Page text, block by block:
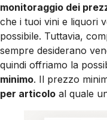
monitoraggio dei
che i tuoi vini e liquori
possibile. Tuttavia,
sempre desiderano
quindi offriamo la
minimo. Il prezzo
per articolo al quale